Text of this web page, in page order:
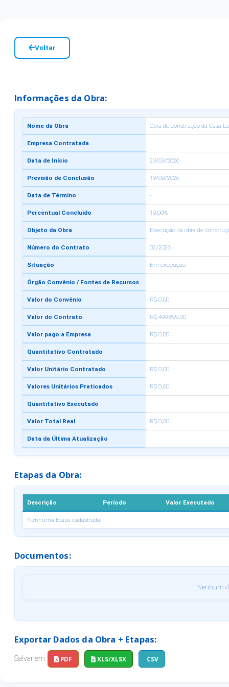
Voltar
Informações da Obra:
Nome da Obra Obra de construção da Casa
Empresa Contratada
Data de Início 23/03/2026
Previsão de Conclusão 19/09/2026
Data de Término -
Percentual Concluído 19.00%
Objeto da Obra Execução da obra de
Número do Contrato 02/2026
Situação Em execução
Órgão Convênio / Fontes de Recursos
Valor do Convênio R$ 0,00
Valor do Contrato R$ 499.899,00
Valor pago a Empresa R$ 0,00
Quantitativo Contratado -
Valor Unitário Contratado R$ 0,00
Valores Unitários Praticados R$ 0,00
Quantitativo Executado -
Valor Total Real R$ 0,00
Data da Última Atualização -
Etapas da Obra:
Descrição Período Valor Executado
Nenhuma Etapa cadastrada!
Documentos:
Nenhum
Exportar Dados da Obra + Etapas:
Salvar em: PDF XLS/XLSX CSV